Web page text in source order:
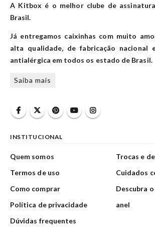
A Kitbox é o melhor clube de
Brasil.
Já entregamos caixinhas com muito
alta qualidade, de fabricação nacional
antialérgica em todos os estado de Brasil.
Saiba mais
INSTITUCIONAL
Quem somos
Termos de uso
Como comprar
Política de privacidade
Dúvidas frequentes
Trocas e
Cuidados
Descubra
anel